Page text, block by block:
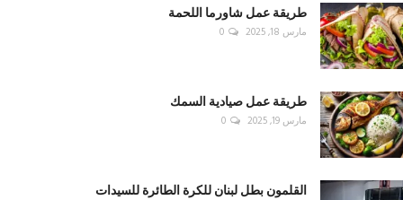
طريقة عمل شاورما اللحمة
مارس 18, 2025 0
طريقة عمل صيادية السمك
مارس 19, 2025 0
القلمون بطل لبنان للكرة الطائرة للسيدات